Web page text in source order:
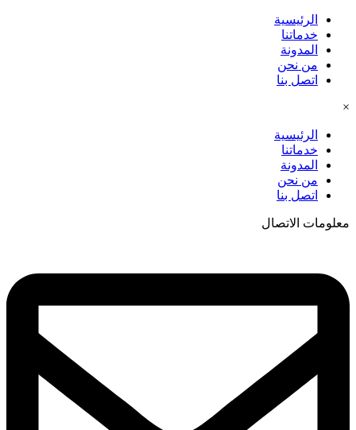
الرئيسية
خدماتنا
المدونة
من نحن
اتصل بنا
×
الرئيسية
خدماتنا
المدونة
من نحن
اتصل بنا
معلومات الاتصال